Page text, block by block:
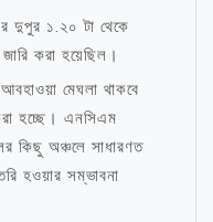
দুপুর ১.২০ টা থেকে
করা হয়েছিল।
মেঘলা থাকবে
হচ্ছে। এনসিএম
কিছু অঞ্চলে সাধারণত
হওয়ার সম্ভাবনা